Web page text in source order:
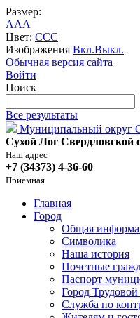
Размер:
AAA
Цвет: CCC
Изображения Вкл.Выкл.
Обычная версия сайта
Войти
Поиск
Все результаты
Муниципальный округ
Сухой Лог Свердловской
Наш адрес
+7 (34373) 4-36-60
Приемная
Главная
Город
Общая
Символика
Наша история
Почетные
Паспорт
Город
Служба по